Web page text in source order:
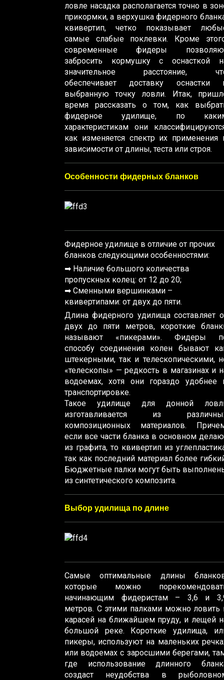
ловле насадка располагается точно в
прикормки, а верхушка фидерного
квивертип, четко показывает
самые слабые поклевки. Кроме
современные фидеры
забросить кормушку с оснасткой
значительное расстояние,
обеспечивает доставку оснастки
выбранную точку ловли. Итак,
время рассказать о том, как
фидерное удилище, по
характеристикам они
как изменяется спектр их применения
зависимости от длины, теста или строя.
Особенности фидерных бланков
Фидерное удилище в отличие от прочих
бланков следующими особенностями:
➡ Наличие большого количества
пропускных колец: от 12 до 20;
➡ Сменными вершинками –
квивертипами: от двух до пяти.
Длина фидерного удилища составляет
двух до пяти метров, короткие
называют «пикерами». Фидеры
способу соединения колен бывают
штекерными, так и телескопическими,
«телескопы» — редкость в магазинах и
водоемах, хотя они гораздо удобнее
транспортировке.
Такое удилище для донной
изготавливается из
композиционных материалов.
если все части бланка в основном
из графита, то квивертип из
так как последний материал более
Бюджетные палки могут быть
из синтетического композита.
Выбор удилища по длине
Самые оптимальные длины
которые можно
начинающим фидеристам – 3,6 и
метров. С этими палками можно ловить
карасей на ближайшем пруду, и лещей
большой реке. Короткие удилища,
пикеры, используют на маленьких
или водоемах с заросшими берегами,
где использование длинного
создаст неудобства в